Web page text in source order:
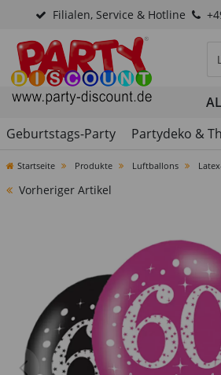
Filialen, Service & Hotline
Geburtstags-Party
Partydeko &
Startseite Produkte Luftballons
Vorheriger Artikel